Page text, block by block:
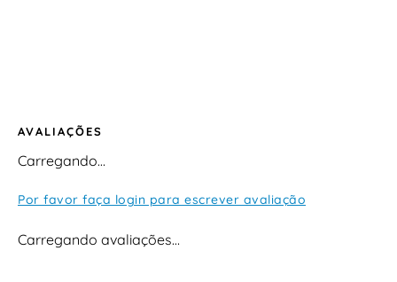
AVALIAÇÕES
Carregando…
Por favor faça login para escrever avaliação
Carregando avaliações…